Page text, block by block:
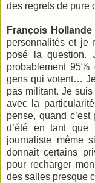
des regrets de pure
François
personnalités et je
posé la question.
probablement
gens qui votent…
pas militant. Je
avec la
pense, quand
d’été en tant
journaliste même
donnait certains
pour recharger
des salles presque